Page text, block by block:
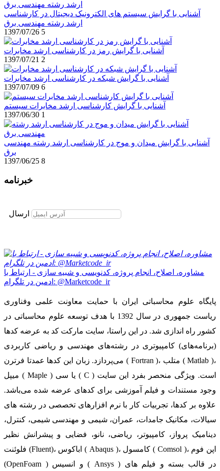
آشنایی با گرایش سیستم های الکترونیک دیجیتال در کارشناسی
ارشد رشته مهندسی برق
1397/07/26 5
آشنایی با گرایش رمز در کارشناسی ارشد مخابرات
1397/07/21 2
آشنایی با گرایش شبکه در کارشناسی ارشد مخابرات
1397/07/09 6
آشنایی با گرایش کارشناسی ارشد مخابرات سیستم
1397/06/30 1
آشنایی با گرایش میدان و موج در کارشناسی ارشد رشته مهندسی
برق
1397/06/25 8
خبرنامه
ارسال
مشاوره، اصلاح، انجام پروژه، کدنویسی و شبیه سازی - ارتباط با
ادمین در تلگرام: @Marketcode_ir
پایگاه علوم محاسباتی ایران با حمایت معاونت علمی وفناوری
ریاست جمهوری در سال 1392 با هدف توسعه علوم محاسباتی در
کشور راه اندازی شد. در این راستا، سایت مارکت کد به عرضه کدها
(برنامه‌های) کامپیوتری در رشته‌های مهندسی و ریاضی کاربردی
می‌پردازد. زبان این کدها عمدتا فرترن ( Fortran )، متلب ( Matlab )،
میپل ( Maple ) یا سی ( C ) است. ویژگی منحصر بفرد این سایت
وجود مستندات و فیلم آموزشی برای کدهای عرضه شده می‌باشد.
علاوه بر کدها، تجربیات کار با نرم افزارهای تخصصی در رشته های
سیالات، مکانیک جامدات، عمران، شیمی و مهندسی شیمی، کنترل،
دینامیک پرواز، کامپیوتر، ریاضی، نانو، فضایی و پیشرانش نظیر
فلوئنت (Fluent)، اباکوس ( Abaqus )، کامسول ( Comsol )، اپن فوم
(OpenFoam ) و انسیس ( Ansys ) در قالب بسته‌ و فیلم های